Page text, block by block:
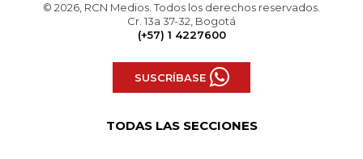
© 2026, RCN Medios. Todos los derechos reservados.
Cr. 13a 37-32, Bogotá
(+57) 1 4227600
SUSCRÍBASE
TODAS LAS SECCIONES